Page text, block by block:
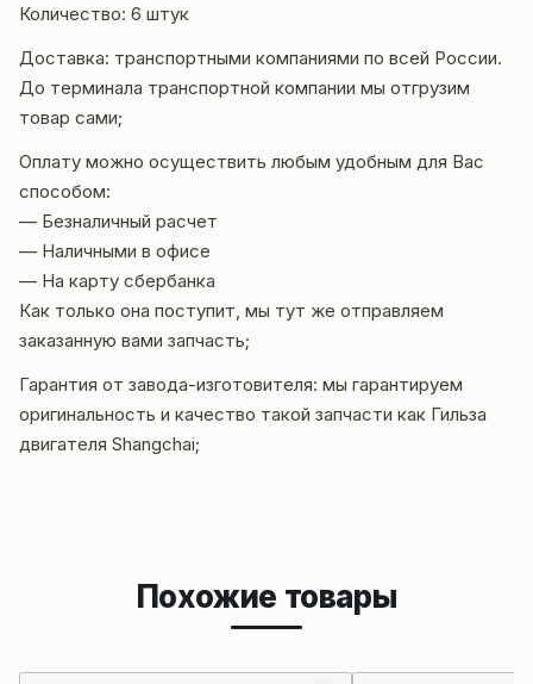
Количество: 6 штук
Доставка: транспортными компаниями по всей России.
До терминала транспортной компании мы отгрузим
товар сами;
Оплату можно осуществить любым удобным для Вас
способом:
— Безналичный расчет
— Наличными в офисе
— На карту сбербанка
Как только она поступит, мы тут же отправляем
заказанную вами запчасть;
Гарантия от завода-изготовителя: мы гарантируем
оригинальность и качество такой запчасти как Гильза
двигателя Shangchai;
Похожие товары